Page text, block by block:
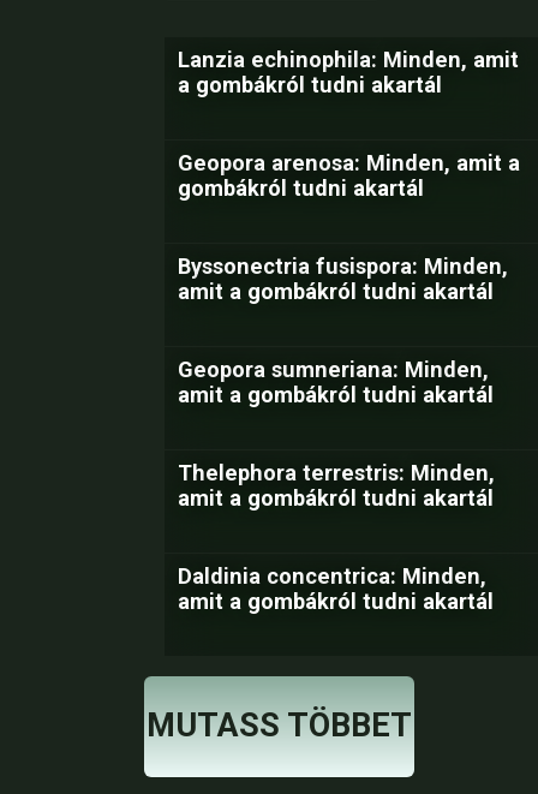
Lanzia echinophila: Minden, amit
a gombákról tudni akartál
Geopora arenosa: Minden, amit a
gombákról tudni akartál
Byssonectria fusispora: Minden,
amit a gombákról tudni akartál
Geopora sumneriana: Minden,
amit a gombákról tudni akartál
Thelephora terrestris: Minden,
amit a gombákról tudni akartál
Daldinia concentrica: Minden,
amit a gombákról tudni akartál
MUTASS TÖBBET